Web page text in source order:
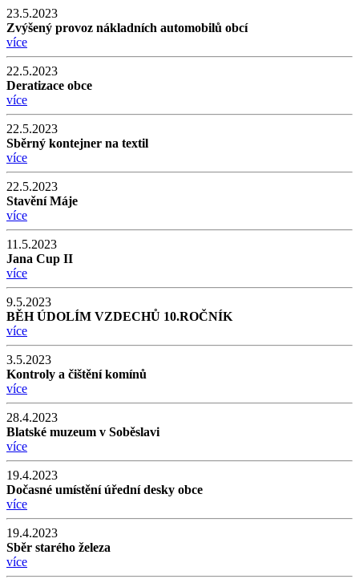
23.5.2023
Zvýšený provoz nákladních automobilů obcí
více
22.5.2023
Deratizace obce
více
22.5.2023
Sběrný kontejner na textil
více
22.5.2023
Stavění Máje
více
11.5.2023
Jana Cup II
více
9.5.2023
BĚH ÚDOLÍM VZDECHŮ 10.ROČNÍK
více
3.5.2023
Kontroly a čištění komínů
více
28.4.2023
Blatské muzeum v Soběslavi
více
19.4.2023
Dočasné umístění úřední desky obce
více
19.4.2023
Sběr starého železa
více